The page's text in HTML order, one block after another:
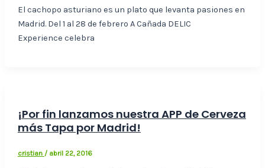
El cachopo asturiano es un plato que levanta pasiones en
Madrid. Del 1 al 28 de febrero A Cañada DELIC
Experience celebra
¡Por fin lanzamos nuestra APP de Cerveza
más Tapa por Madrid!
cristian / abril 22, 2016